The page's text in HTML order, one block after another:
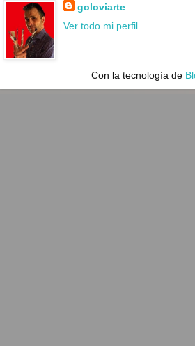
goloviarte
Ver todo mi perfil
Con la tecnología de